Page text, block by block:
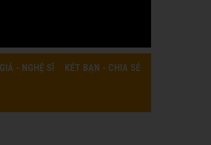
- NGHỆ SĨ KẾT BẠN - CHIA SẺ